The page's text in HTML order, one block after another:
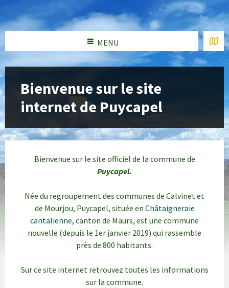
MENU
Bienvenue sur le site
internet de Puycapel
Bienvenue sur le site officiel de la commune de
Puycapel.
Née du regroupement des communes de Calvinet et
de Mourjou, Puycapel, située en Châtaigneraie
cantalienne, canton de Maurs, est une commune
nouvelle (depuis le 1er janvier 2019) qui rassemble
près de 800 habitants.
Sur ce site internet retrouvez toutes les informations
sur la commune.